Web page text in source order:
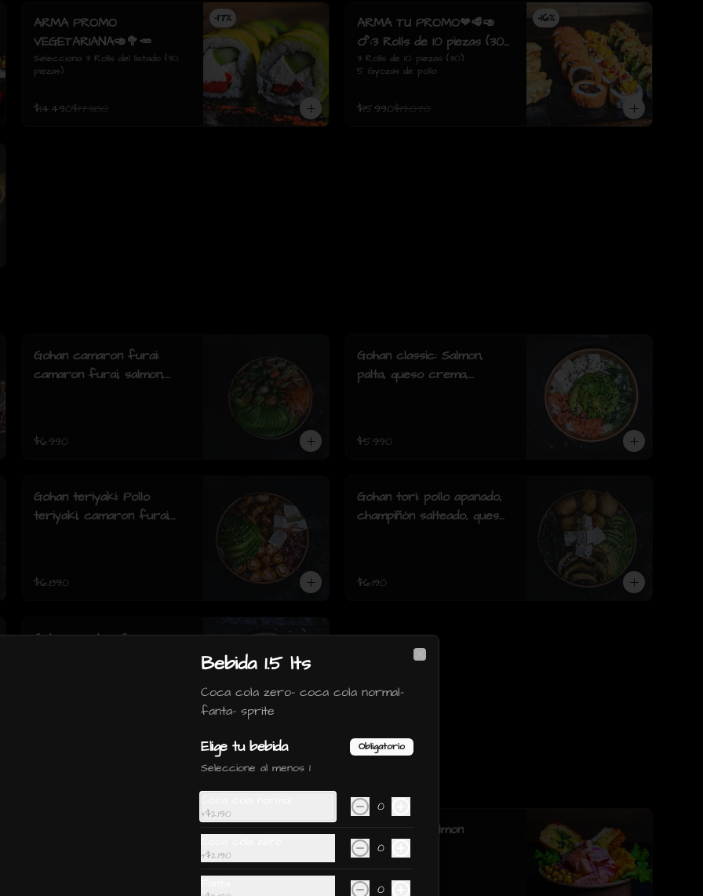
-17%
ARMA PROMO
VEGETARIANA🥑🥦🥕
Selecciona 3 Rolls del listado (30
piezas)
$14.490$17.380
-16%
ARMA TU PROMO❤🥩🥑
🍗:3 Rolls de 10 piezas (30)
5 Gyozas de pollo
3 Rolls de 10 piezas (30)
5 Gyozas de pollo
$15.990$19.070
Gohan camaron furai:
camaron furai, salmon,
$6.990
Gohan classic: Salmon,
palta, queso crema,
$5.990
Gohan teriyaki: Pollo
teriyaki, camaron furai,
$6.890
Gohan tori: pollo apanado,
champiñón salteado, queso
$6.190
Gohan wantan: Camaron,
Ceviche de Salmon
Bebida 1.5 lts
Coca cola zero- coca cola normal-
fanta- sprite
Elige tu bebida Obligatorio
Seleccione al menos 1
+$2.190 0
+$2.190 0
0